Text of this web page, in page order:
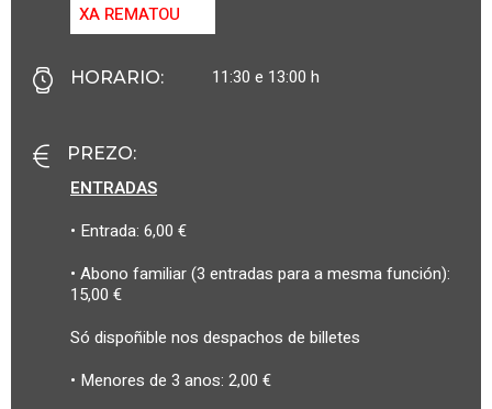
XA REMATOU
HORARIO: 11:30 e 13:00 h
PREZO:
ENTRADAS
• Entrada: 6,00 €
• Abono familiar (3 entradas para a mesma función):
15,00 €
Só dispoñible nos despachos de billetes
• Menores de 3 anos: 2,00 €